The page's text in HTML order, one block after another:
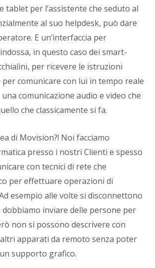
tablet per l’assistente che seduto al
al suo helpdesk, può dare
E un’interfaccia per
in questo caso dei smart-
per ricevere le istruzioni
per comunicare con lui in tempo reale
comunicazione audio e video che
che classicamente si fa.
di Movision?! Noi facciamo
presso i nostri Clienti e spesso
con tecnici di rete che
per effettuare operazioni di
esempio alle volte si disconnettono
dobbiamo inviare delle persone per
non si possono descrivere con
apparati da remoto senza poter
supporto grafico.